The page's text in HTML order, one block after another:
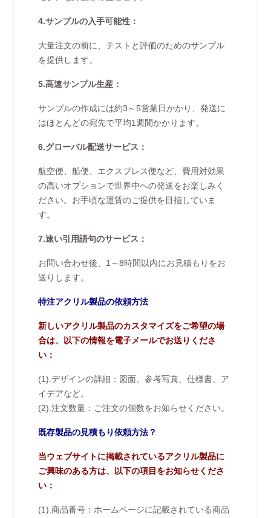
4.サンプルの入手可能性：
大量注文の前に、テストと評価のためのサンプル
を提供します。
5.高速サンプル生産：
サンプルの作成には約3～5営業日かかり、発送に
はほとんどの宛先で平均1週間かかります。
6.グローバル配送サービス：
航空便、船便、エクスプレス便など、費用対効果
の高いオプションで世界中への発送をお楽しみく
ださい。お手頃な運賃のご提供を目指していま
す。
7.速い引用語句のサービス：
お問い合わせ後、1～8時間以内にお見積もりをお
送りします。
特注アクリル製品の依頼方法
新しいアクリル製品のカスタマイズをご希望の場
合は、以下の情報を電子メールでお送りくださ
い：
(1).デザインの詳細：図面、参考写真、仕様書、ア
イデアなど。
(2).注文数量：ご注文の個数をお知らせください。
既存製品の見積もり依頼方法？
当ウェブサイトに掲載されているアクリル製品に
ご興味のある方は、以下の項目をお知らせくださ
い：
(1).商品番号：ホームページに記載されている商品